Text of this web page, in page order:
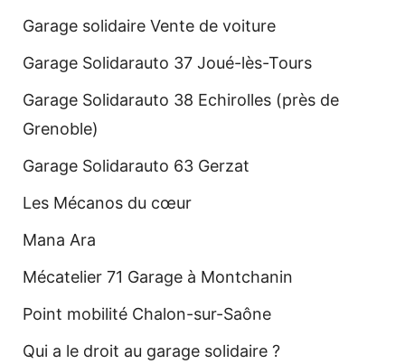
Garage solidaire Vente de voiture
Garage Solidarauto 37 Joué-lès-Tours
Garage Solidarauto 38 Echirolles (près de
Grenoble)
Garage Solidarauto 63 Gerzat
Les Mécanos du cœur
Mana Ara
Mécatelier 71 Garage à Montchanin
Point mobilité Chalon-sur-Saône
Qui a le droit au garage solidaire ?